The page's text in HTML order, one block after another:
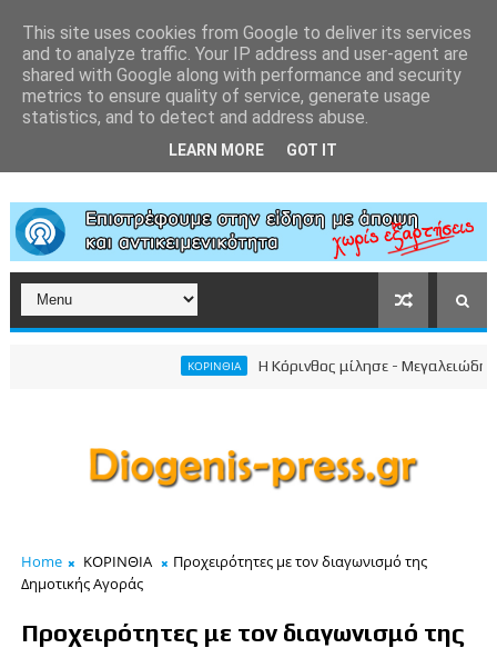
ΚΟΡΙΝΘΙΑ Η Κόρινθος μίλησε - Μεγαλειώδης
Home ΚΟΡΙΝΘΙΑ
Προχειρότητες με τον διαγωνισμό της
Δημοτικής Αγοράς
Προχειρότητες με τον διαγωνισμό της
This site uses cookies from Google to deliver its services
and to analyze traffic. Your IP address and user-agent are
shared with Google along with performance and security
metrics to ensure quality of service, generate usage
statistics, and to detect and address abuse.
LEARN MORE GOT IT